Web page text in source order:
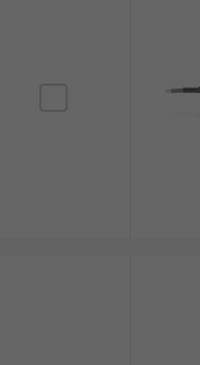
använder en stav
vibrationen
är sensorer som
ett